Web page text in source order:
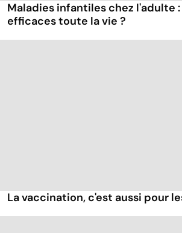
Maladies infantiles chez l'adulte
efficaces toute la vie ?
La vaccination, c'est aussi pour